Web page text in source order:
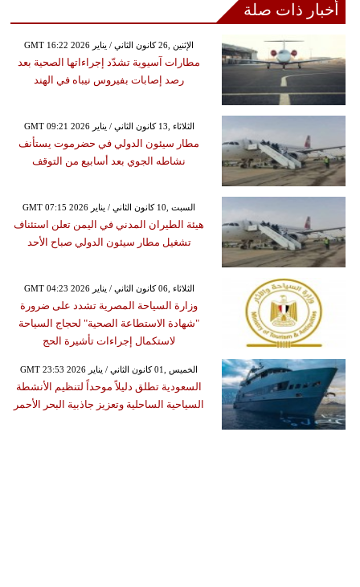
أخبار ذات صلة
GMT 16:22 2026 الإثنين ,26 كانون الثاني / يناير
مطارات آسيوية تشدّد إجراءاتها الصحية بعد
رصد إصابات بفيروس نيباه في الهند
GMT 09:21 2026 الثلاثاء ,13 كانون الثاني / يناير
مطار سيئون الدولي في حضرموت يستأنف
نشاطه الجوي بعد أسابيع من التوقف
GMT 07:15 2026 السبت ,10 كانون الثاني / يناير
هيئة الطيران المدني في اليمن تعلن استئناف
تشغيل مطار سيئون الدولي صباح الأحد
GMT 04:23 2026 الثلاثاء ,06 كانون الثاني / يناير
وزارة السياحة المصرية تشدد على ضرورة
"شهادة الاستطاعة الصحية" لحجاج السياحة
لاستكمال إجراءات تأشيرة الحج
GMT 23:53 2026 الخميس ,01 كانون الثاني / يناير
السعودية تطلق دليلاً موحداً لتنظيم الأنشطة
السياحية الساحلية وتعزيز جاذبية البحر الأحمر